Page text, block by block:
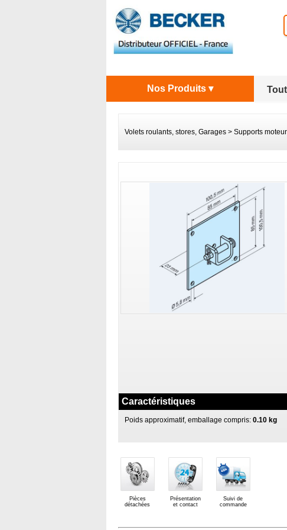
Nos Produits ▾
Volets roulants, stores, Garages> Supports
Caractéristiques
Poids approximatif, emballage compris:0.10 kg
Pièces
détachées
Présentation
et contact
Suivi de
commande